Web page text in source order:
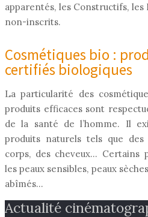
apparentés, les Constructifs, les
non-inscrits.
Cosmétiques bio :
certifiés biologiques
La particularité des
produits efficaces sont
de la santé de l’homme. Il
produits naturels tels que des
corps, des cheveux… Certains
les peaux sensibles, peaux
abîmés…
Actualité